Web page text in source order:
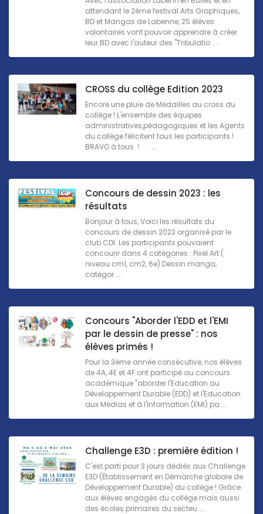
attendant le 2ème festival Arts Graphiques,
BD et Mangas de Labenne, 25 élèves
volontaires vont pouvoir apprendre à créer
leur BD avec l'auteur des "Tribulatio ...
CROSS du collège Edition 2023
Encore une pluie de Médailles au cross du
collège ! L'ensemble des équipes
administratives,pédagogiques et les Agents
du collège félicitent tous les participants !
BRAVO à tous ! ...
Concours de dessin 2023 : les
résultats
Bonjour à tous, Voici les résultats du
concours de dessin 2023 organisé par le
club CDI. Les participants pouvaient
concourir dans 4 catégories : Pixel Art (
niveau cm1, cm2, 6e) Dessin manga,
catégor ...
Concours "Aborder l'EDD et l'EMI
par le dessin de presse" : nos
élèves primés !
Pour la 3ème année consécutive, nos élèves
de 4A, 4E et 4F ont participé au concours
académique "aborder l'Education au
Développement Durable (EDD) et l'Education
aux Médias et à l'Information (EMI) pa ...
Challenge E3D : première édition !
C'est parti pour 3 jours dédiés aux Challenge
E3D (Établissement en Démarche globale de
Développement Durable) du collège ! Grâce
aux élèves engagés du collège mais aussi
des écoles primaires du secteu ...